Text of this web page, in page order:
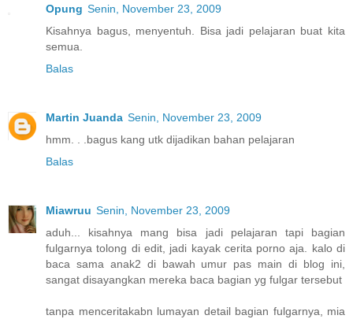
Opung Senin, November 23, 2009
Kisahnya bagus, menyentuh. Bisa jadi pelajaran buat kita
semua.
Balas
Martin Juanda Senin, November 23, 2009
hmm. . .bagus kang utk dijadikan bahan pelajaran
Balas
Miawruu Senin, November 23, 2009
aduh... kisahnya mang bisa jadi pelajaran tapi bagian
fulgarnya tolong di edit, jadi kayak cerita porno aja. kalo di
baca sama anak2 di bawah umur pas main di blog ini,
sangat disayangkan mereka baca bagian yg fulgar tersebut
tanpa menceritakabn lumayan detail bagian fulgarnya, mia